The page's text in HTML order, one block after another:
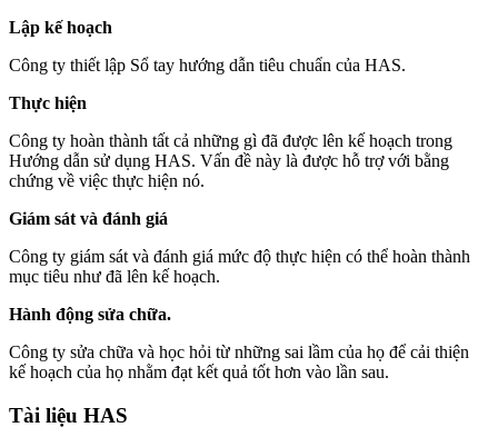
Lập kế hoạch
Công ty thiết lập Sổ tay hướng dẫn tiêu chuẩn của HAS.
Thực hiện
Công ty hoàn thành tất cả những gì đã được lên kế hoạch trong
Hướng dẫn sử dụng HAS. Vấn đề này là được hỗ trợ với bằng
chứng về việc thực hiện nó.
Giám sát và đánh giá
Công ty giám sát và đánh giá mức độ thực hiện có thể hoàn thành
mục tiêu như đã lên kế hoạch.
Hành động sửa chữa.
Công ty sửa chữa và học hỏi từ những sai lầm của họ để cải thiện
kế hoạch của họ nhằm đạt kết quả tốt hơn vào lần sau.
Tài liệu HAS